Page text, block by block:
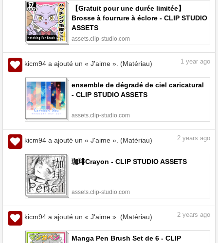
【Gratuit pour une durée limitée】
Brosse à fourrure à éclore - CLIP STUDIO
ASSETS
assets.clip-studio.com
kicm94 a ajouté un « J'aime ». (Matériau) 1 year ago
ensemble de dégradé de ciel caricatural
- CLIP STUDIO ASSETS
assets.clip-studio.com
kicm94 a ajouté un « J'aime ». (Matériau) 2 years ago
珈琲Crayon - CLIP STUDIO ASSETS
assets.clip-studio.com
kicm94 a ajouté un « J'aime ». (Matériau) 2 years ago
Manga Pen Brush Set de 6 - CLIP